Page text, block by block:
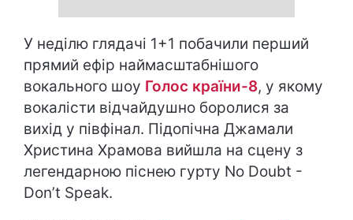
У неділю глядачі 1+1 побачили перший
прямий ефір наймасштабнішого
вокального шоу Голос країни-8, у якому
вокалісти відчайдушно боролися за
вихід у півфінал. Підопічна Джамали
Христина Храмова вийшла на сцену з
легендарною піснею гурту No Doubt -
Don’t Speak.